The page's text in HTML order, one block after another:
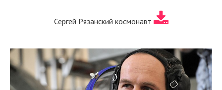
Сергей Рязанский космонавт